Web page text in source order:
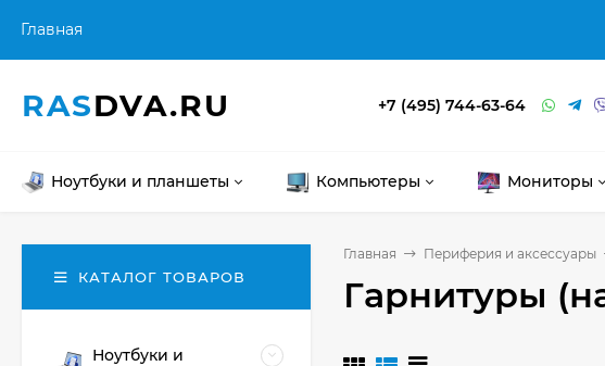
Главная
RASDVA.RU +7 (495) 744-63-64
Ноутбуки и планшеты Компьютеры Мониторы
Главная Периферия и аксессуары
Гарнитуры
КАТАЛОГ ТОВАРОВ
Ноутбуки и